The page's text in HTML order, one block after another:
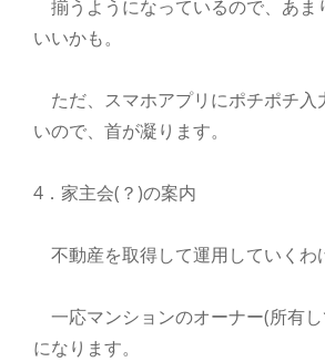
揃うようになっているので、あま
いいかも。
ただ、スマホアプリにポチポチ入
いので、首が凝ります。
4．家主会(？)の案内
不動産を取得して運用していくわ
一応マンションのオーナー(所有し
になります。